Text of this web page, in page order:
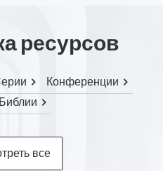
ресурсов
Конференции
все